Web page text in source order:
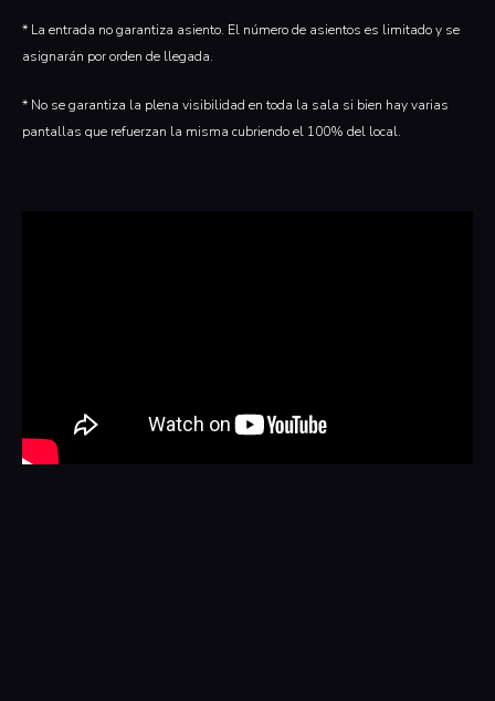
* La entrada no garantiza asiento. El número de asientos es limitado y se
asignarán por orden de llegada.
* No se garantiza la plena visibilidad en toda la sala si bien hay varias
pantallas que refuerzan la misma cubriendo el 100% del local.